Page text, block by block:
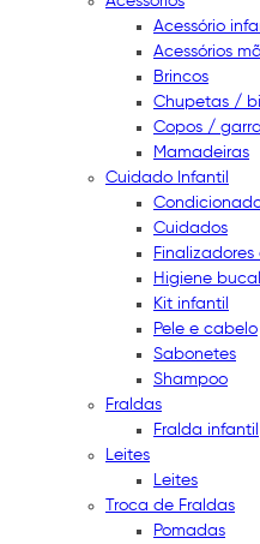
Acessório
Acessórios
Brincos
Chupetas /
Copos /
Mamadeiras
Cuidado Infantil
Cuidados
Higiene bucal
Kit infantil
Pele e cabelo
Sabonetes
Shampoo
Fraldas
Fralda infantil
Leites
Leites
Troca de Fraldas
Pomadas